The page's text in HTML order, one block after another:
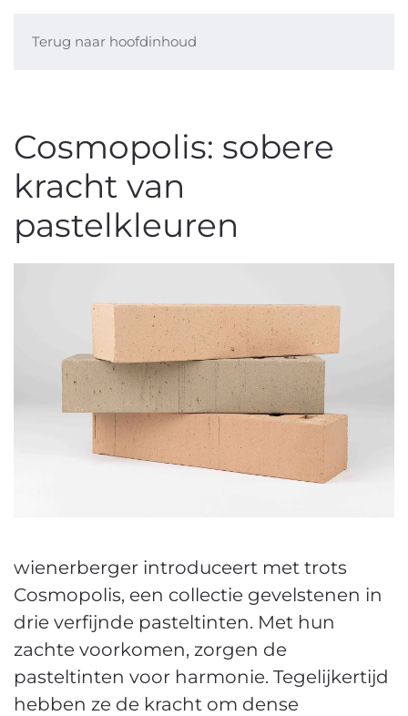
Terug naar hoofdinhoud
Cosmopolis: sobere
kracht van
pastelkleuren
wienerberger introduceert met trots
Cosmopolis, een collectie gevelstenen in
drie verfijnde pasteltinten. Met hun
zachte voorkomen, zorgen de
pasteltinten voor harmonie. Tegelijkertijd
hebben ze de kracht om dense